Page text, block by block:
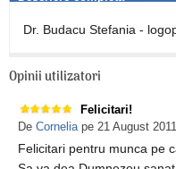
Dr. Budacu Stefania -
Opinii utilizatori
Felicitari!
De Corneliape 21 August 2011
Felicitari pentru munca pe